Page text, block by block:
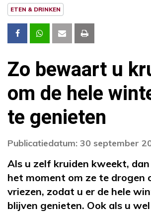
ETEN & DRINKEN
Zo bewaart u
om de hele
te genieten
Publicatiedatum: 30 september
Als u zelf kruiden kweekt,
het moment om ze te drogen
vriezen, zodat u er de hele
blijven genieten. Ook als u